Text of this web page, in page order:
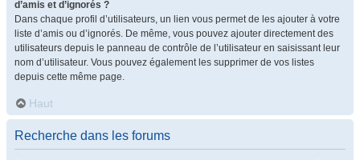
d’amis et d’ignorés ?
Dans chaque profil d’utilisateurs, un lien vous permet de les ajouter à votre
liste d’amis ou d’ignorés. De même, vous pouvez ajouter directement des
utilisateurs depuis le panneau de contrôle de l’utilisateur en saisissant leur
nom d’utilisateur. Vous pouvez également les supprimer de vos listes
depuis cette même page.
Haut
Recherche dans les forums